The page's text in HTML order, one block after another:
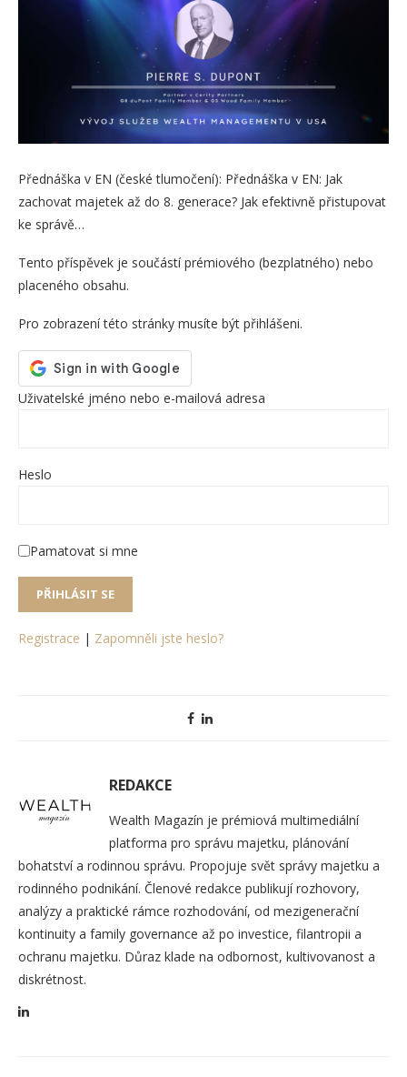
Přednáška v EN (české tlumočení): Přednáška v EN: Jak
zachovat majetek až do 8. generace? Jak efektivně přistupovat
ke správě…
Tento příspěvek je součástí prémiového (bezplatného) nebo
placeného obsahu.
Pro zobrazení této stránky musíte být přihlášeni.
Uživatelské jméno nebo e-mailová adresa
Heslo
Pamatovat si mne
Registrace | Zapomněli jste heslo?
REDAKCE
Wealth Magazín je prémiová multimediální
platforma pro správu majetku, plánování
bohatství a rodinnou správu. Propojuje svět správy majetku a
rodinného podnikání. Členové redakce publikují rozhovory,
analýzy a praktické rámce rozhodování, od mezigenerační
kontinuity a family governance až po investice, filantropii a
ochranu majetku. Důraz klade na odbornost, kultivovanost a
diskrétnost.